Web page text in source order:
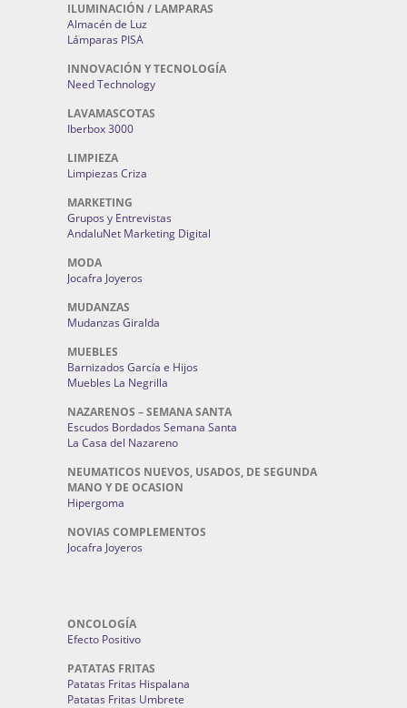
ILUMINACIÓN / LAMPARAS
Almacén de Luz
Lámparas PISA
INNOVACIÓN Y TECNOLOGÍA
Need Technology
LAVAMASCOTAS
Iberbox 3000
LIMPIEZA
Limpiezas Criza
MARKETING
Grupos y Entrevistas
AndaluNet Marketing Digital
MODA
Jocafra Joyeros
MUDANZAS
Mudanzas Giralda
MUEBLES
Barnizados García e Hijos
Muebles La Negrilla
NAZARENOS – SEMANA SANTA
Escudos Bordados Semana Santa
La Casa del Nazareno
NEUMATICOS NUEVOS, USADOS, DE SEGUNDA
MANO Y DE OCASION
Hipergoma
NOVIAS COMPLEMENTOS
Jocafra Joyeros
ONCOLOGÍA
Efecto Positivo
PATATAS FRITAS
Patatas Fritas Hispalana
Patatas Fritas Umbrete